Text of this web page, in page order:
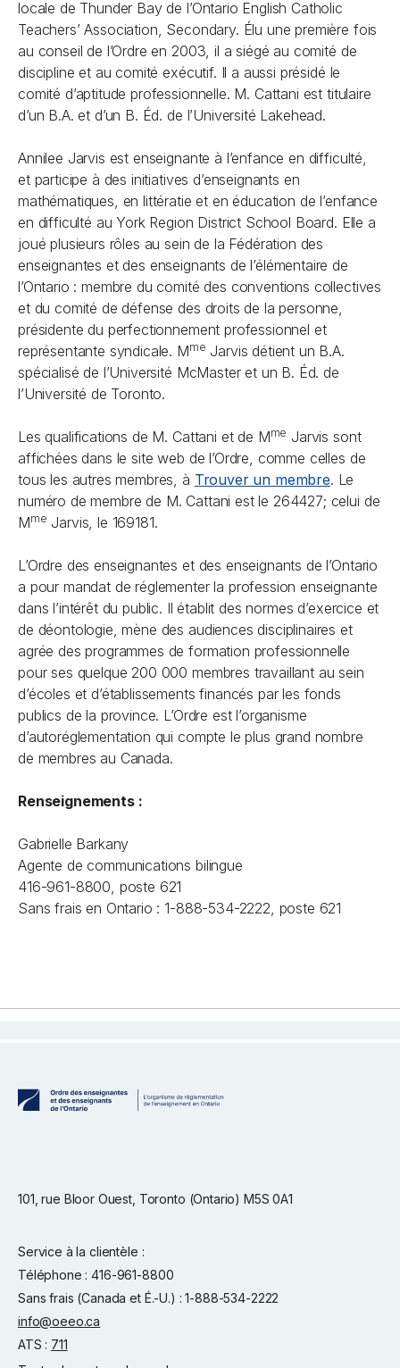
locale de Thunder Bay de l’Ontario English Catholic
Teachers’ Association, Secondary. Élu une première fois
au conseil de l’Ordre en 2003, il a siégé au comité de
discipline et au comité exécutif. Il a aussi présidé le
comité d’aptitude professionnelle. M. Cattani est titulaire
d’un B.A. et d’un B. Éd. de l’Université Lakehead.
Annilee Jarvis est enseignante à l’enfance en difficulté,
et participe à des initiatives d’enseignants en
mathématiques, en littératie et en éducation de l’enfance
en difficulté au York Region District School Board. Elle a
joué plusieurs rôles au sein de la Fédération des
enseignantes et des enseignants de l’élémentaire de
l’Ontario : membre du comité des conventions collectives
et du comité de défense des droits de la personne,
présidente du perfectionnement professionnel et
représentante syndicale. Mme Jarvis détient un B.A.
spécialisé de l’Université McMaster et un B. Éd. de
l’Université de Toronto.
Les qualifications de M. Cattani et de Mme Jarvis sont
affichées dans le site web de l’Ordre, comme celles de
tous les autres membres, à Trouver un membre. Le
numéro de membre de M. Cattani est le 264427; celui de
Mme Jarvis, le 169181.
L’Ordre des enseignantes et des enseignants de l’Ontario
a pour mandat de réglementer la profession enseignante
dans l’intérêt du public. Il établit des normes d’exercice et
de déontologie, mène des audiences disciplinaires et
agrée des programmes de formation professionnelle
pour ses quelque 200 000 membres travaillant au sein
d’écoles et d’établissements financés par les fonds
publics de la province. L’Ordre est l’organisme
d’autoréglementation qui compte le plus grand nombre
de membres au Canada.
Renseignements :
Gabrielle Barkany
Agente de communications bilingue
416-961-8800, poste 621
Sans frais en Ontario : 1-888-534-2222, poste 621
101, rue Bloor Ouest, Toronto (Ontario) M5S 0A1
Service à la clientèle :
Téléphone : 416-961-8800
Sans frais (Canada et É.-U.) : 1-888-534-2222
info@oeeo.ca
ATS : 711